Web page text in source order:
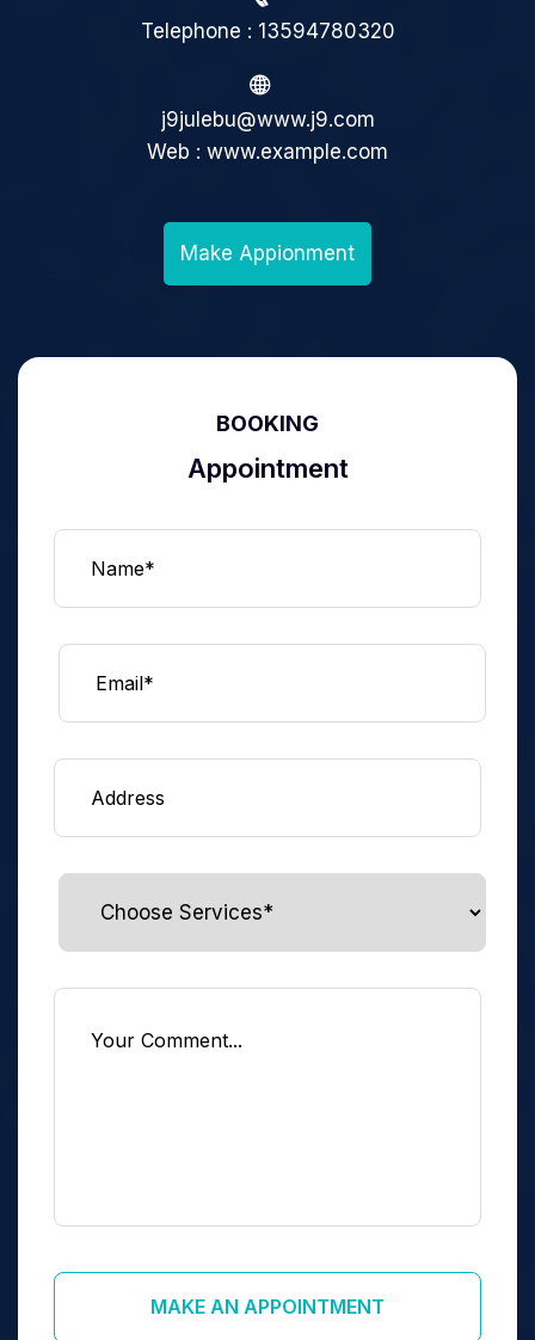
Telephone : 13594780320
j9julebu@www.j9.com
Web : www.example.com
Make Appionment
BOOKING
Appointment
MAKE AN APPOINTMENT